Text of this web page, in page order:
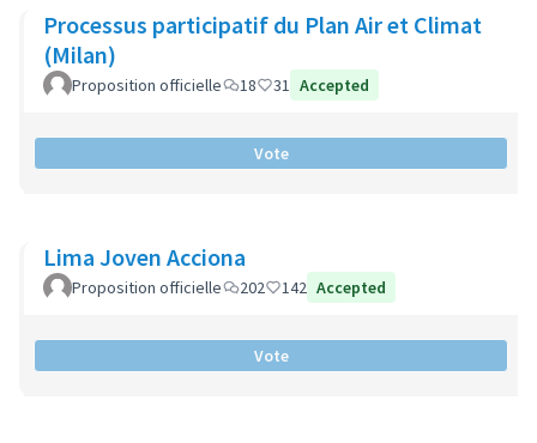
Processus participatif du Plan Air et Climat
(Milan)
Proposition officielle 18 31 Accepted
Vote
Lima Joven Acciona
Proposition officielle 202 142 Accepted
Vote